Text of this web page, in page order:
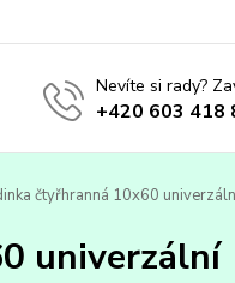
Nevíte si rady?
+420 603 418
čtyřhranná 10x60
univerzální